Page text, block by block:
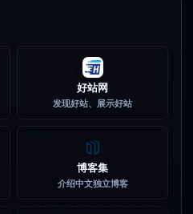
好站网
发现好站、展示好站
博客集
介绍中文独立博客